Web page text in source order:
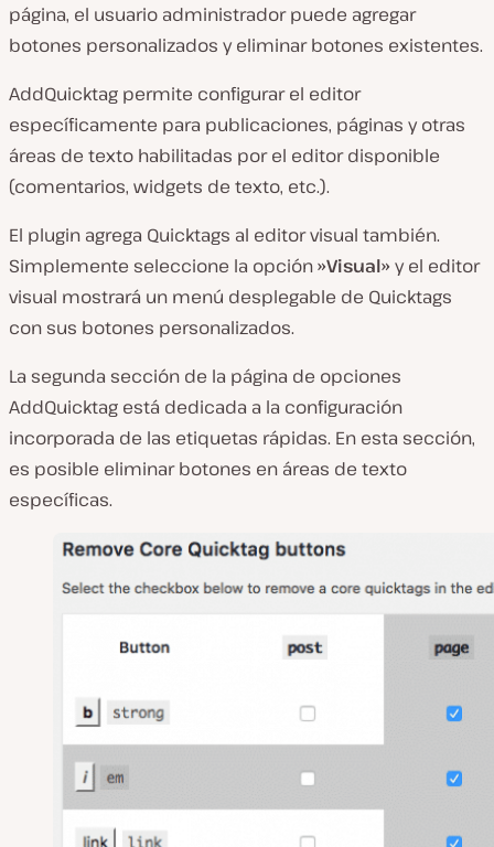
página, el usuario administrador puede agregar
botones personalizados y eliminar botones existentes.
AddQuicktag permite configurar el editor
específicamente para publicaciones, páginas y otras
áreas de texto habilitadas por el editor disponible
(comentarios, widgets de texto, etc.).
El plugin agrega Quicktags al editor visual también.
Simplemente seleccione la opción»Visual»y el editor
visual mostrará un menú desplegable de Quicktags
con sus botones personalizados.
La segunda sección de la página de opciones
AddQuicktag está dedicada a la configuración
incorporada de las etiquetas rápidas. En esta sección,
es posible eliminar botones en áreas de texto
específicas.